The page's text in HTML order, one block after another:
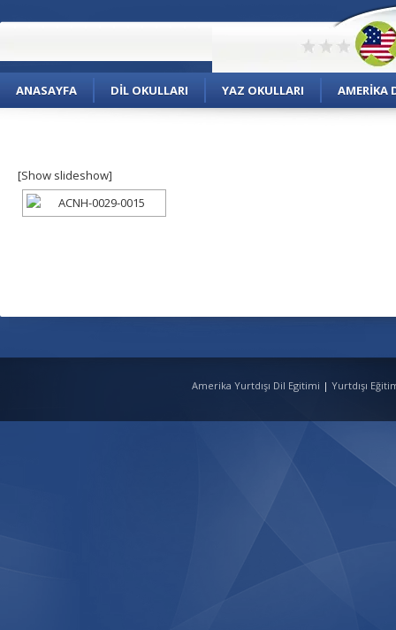
ANASAYFA DIL OKULLARI YAZ OKULLARI AMERIKA
[Show slideshow]
Amerika Yurtdışı Dil Egitimi | Yurtdışı